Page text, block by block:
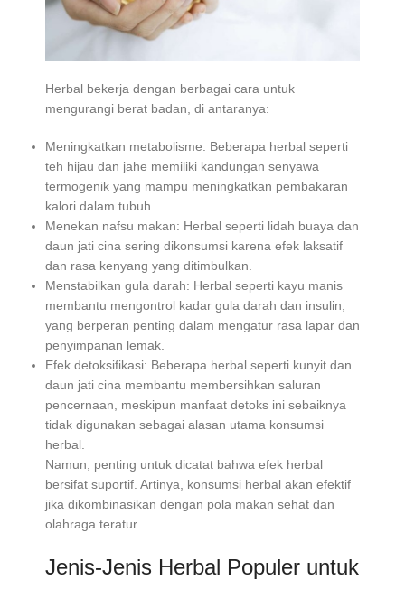
Herbal bekerja dengan berbagai cara untuk
mengurangi berat badan, di antaranya:
Meningkatkan metabolisme: Beberapa herbal seperti
teh hijau dan jahe memiliki kandungan senyawa
termogenik yang mampu meningkatkan pembakaran
kalori dalam tubuh.
Menekan nafsu makan: Herbal seperti lidah buaya dan
daun jati cina sering dikonsumsi karena efek laksatif
dan rasa kenyang yang ditimbulkan.
Menstabilkan gula darah: Herbal seperti kayu manis
membantu mengontrol kadar gula darah dan insulin,
yang berperan penting dalam mengatur rasa lapar dan
penyimpanan lemak.
Efek detoksifikasi: Beberapa herbal seperti kunyit dan
daun jati cina membantu membersihkan saluran
pencernaan, meskipun manfaat detoks ini sebaiknya
tidak digunakan sebagai alasan utama konsumsi
herbal.
Namun, penting untuk dicatat bahwa efek herbal
bersifat suportif. Artinya, konsumsi herbal akan efektif
jika dikombinasikan dengan pola makan sehat dan
olahraga teratur.
Jenis-Jenis Herbal Populer untuk